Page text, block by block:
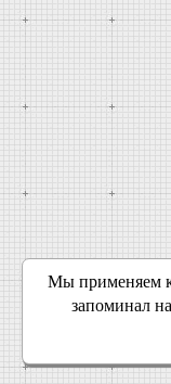
Мы применяем
запоминал